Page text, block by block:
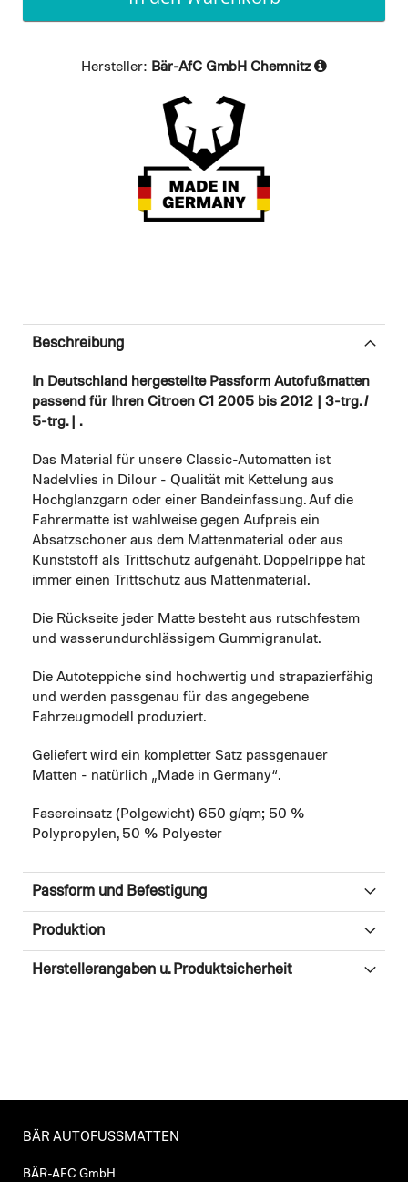
Hersteller: Bär-AfC GmbH Chemnitz
Beschreibung
In Deutschland hergestellte Passform Autofußmatten
passend für Ihren Citroen C1 2005 bis 2012 | 3-trg. /
5-trg. | .
Das Material für unsere Classic-Automatten ist
Nadelvlies in Dilour - Qualität mit Kettelung aus
Hochglanzgarn oder einer Bandeinfassung. Auf die
Fahrermatte ist wahlweise gegen Aufpreis ein
Absatzschoner aus dem Mattenmaterial oder aus
Kunststoff als Trittschutz aufgenäht. Doppelrippe hat
immer einen Trittschutz aus Mattenmaterial.
Die Rückseite jeder Matte besteht aus rutschfestem
und wasserundurchlässigem Gummigranulat.
Die Autoteppiche sind hochwertig und strapazierfähig
und werden passgenau für das angegebene
Fahrzeugmodell produziert.
Geliefert wird ein kompletter Satz passgenauer
Matten - natürlich „Made in Germany“.
Fasereinsatz (Polgewicht) 650 g/qm; 50 %
Polypropylen, 50 % Polyester
Passform und Befestigung
Produktion
Herstellerangaben u. Produktsicherheit
BÄR AUTOFUSSMATTEN
BÄR-AFC GmbH